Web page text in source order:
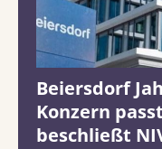
Beiersdorf
Konzern
beschließt